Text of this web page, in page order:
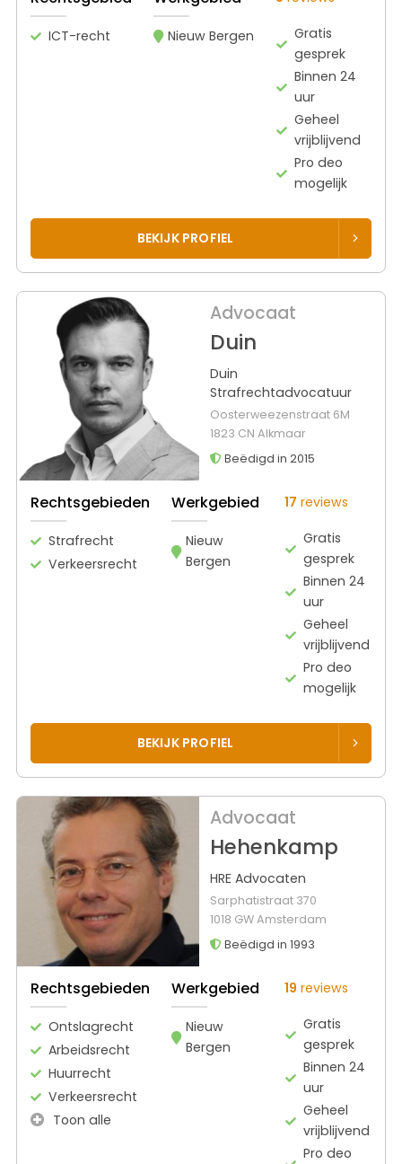
ICT-recht Nieuw Bergen
Gratis
gesprek
Binnen 24
uur
Geheel
vrijblijvend
Pro deo
mogelijk
BEKIJK PROFIEL
Advocaat
Duin
Duin
Strafrechtadvocatuur
Oosterweezenstraat 6M
1823 CN Alkmaar
Beëdigd in 2015
Rechtsgebieden
Strafrecht
Verkeersrecht
Werkgebied
Nieuw
Bergen
17 reviews
Gratis
gesprek
Binnen 24
uur
Geheel
vrijblijvend
Pro deo
mogelijk
BEKIJK PROFIEL
Advocaat
Hehenkamp
HRE Advocaten
Sarphatistraat 370
1018 GW Amsterdam
Beëdigd in 1993
Rechtsgebieden
Ontslagrecht
Arbeidsrecht
Huurrecht
Verkeersrecht
Toon alle
Werkgebied
Nieuw
Bergen
19 reviews
Gratis
gesprek
Binnen 24
uur
Geheel
vrijblijvend
Pro deo